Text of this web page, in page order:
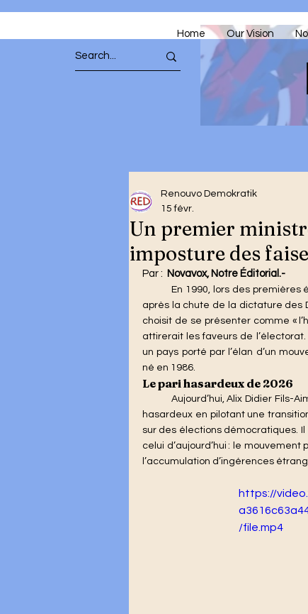
Home Our Vision
Un premier
imposture des
Renouvo Demokratik
15 févr.
Par : Novavox, Notre Éditorial.-
En 1990, lors des
après la chute de la dictature des
choisit de se présenter comme «
attirerait les faveurs de
un pays porté par l’élan d’un
né en 1986.
Le pari hasardeux de 2026
hasardeux en pilotant une
sur des élections démocratiques.
celui d’aujourd’hui : le
l’accumulation d’ingérences
https://
/file.mp4